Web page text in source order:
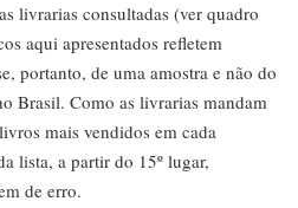
livrarias consultadas (ver quadro
aqui apresentados refletem
portanto, de uma amostra e não do
Brasil. Como as livrarias mandam
mais vendidos em cada
lista, a partir do 15º lugar,
de erro.